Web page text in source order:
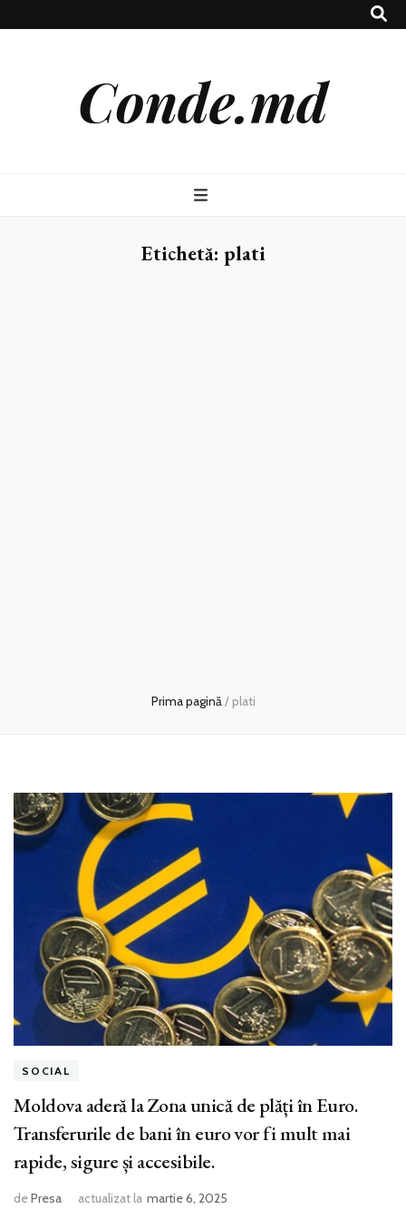
Conde.md
Etichetă: plati
Prima pagină/ plati
SOCIAL
Moldova aderă la Zona unică de plăți în Euro.
Transferurile de bani în euro vor fi mult mai
rapide, sigure și accesibile.
dePresa actualizat la martie 6, 2025